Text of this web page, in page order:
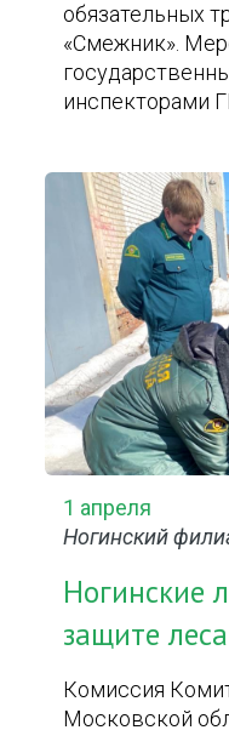
обязательных
«Смежник».
инспекторами
1 апреля
Ногинский
Ногинские
защите
Комиссия
Московской